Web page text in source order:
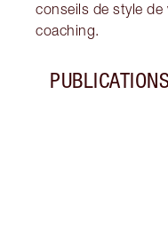
conseils de style de
coaching.